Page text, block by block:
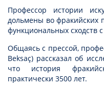
Профессор истории
дольмены во фракийских
функциональных сходств
Общаясь с прессой,
Beksaç) рассказал об
что история
практически 3500 лет.